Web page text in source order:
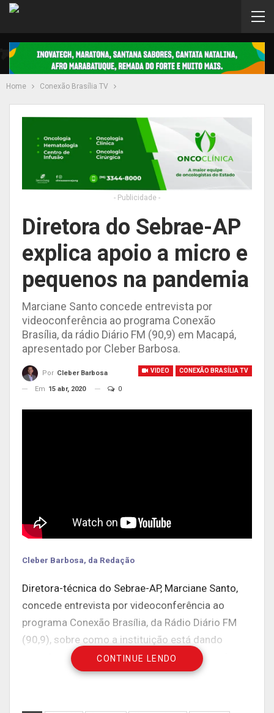
Home Conexão Brasília TV
- Publicidade -
Diretora do Sebrae-AP
explica apoio a micro e
pequenos na pandemia
Marciane Santo concede entrevista por
videoconferência ao programa Conexão
Brasília, da rádio Diário FM (90,9) em Macapá,
apresentado por Cleber Barbosa.
VIDEO CONEXÃO BRASÍLIA TV
Por Cleber Barbosa
Em 15 abr, 2020 0
Cleber Barbosa, da Redação
Diretora-técnica do Sebrae-AP, Marciane Santo,
concede entrevista por videoconferência ao
programa Conexão Brasília, da Rádio Diário FM
(90,9), sobre como a instituição está dando
suporte e apoio técnico ao segmento das micro e
pequenas empresas durante a pandemia do novo
CONTINUE LENDO